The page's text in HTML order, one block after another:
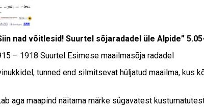
nad võitlesid! Suurtel sõjaradadel üle Alpide”
– 1918 Suurtel Esimese maailmasõja radadel
tunned end silmitsevat hüljatud maailma, kus
aga maapind näitama märke sügavatest